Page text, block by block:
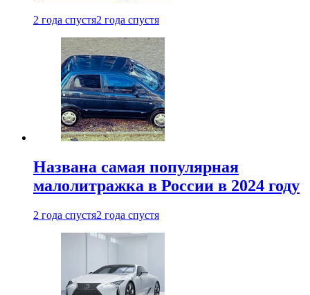
2 года спустя2 года спустя
Названа самая популярная
малолитражка в России в 2024 году
2 года спустя2 года спустя